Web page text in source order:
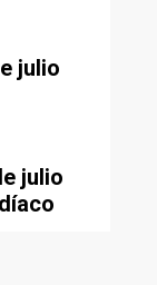
julio
julio